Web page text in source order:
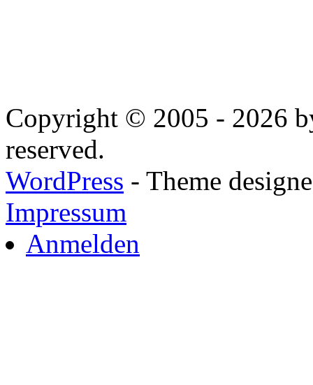
Copyright © 2005 - 2026
reserved.
WordPress - Theme
Impressum
Anmelden